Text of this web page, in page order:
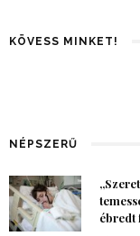
KÖVESS MINKET!
NÉPSZERŰ
ébredt